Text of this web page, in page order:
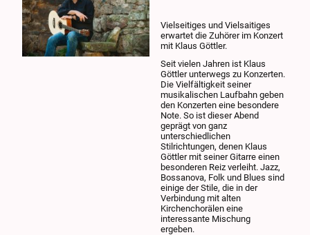
Vielseitiges und Vielsaitiges
erwartet die Zuhörer im Konzert
mit Klaus Göttler.
Seit vielen Jahren ist Klaus
Göttler unterwegs zu Konzerten.
Die Vielfältigkeit seiner
musikalischen Laufbahn geben
den Konzerten eine besondere
Note. So ist dieser Abend
geprägt von ganz
unterschiedlichen
Stilrichtungen, denen Klaus
Göttler mit seiner Gitarre einen
besonderen Reiz verleiht. Jazz,
Bossanova, Folk und Blues sind
einige der Stile, die in der
Verbindung mit alten
Kirchenchorälen eine
interessante Mischung
ergeben.